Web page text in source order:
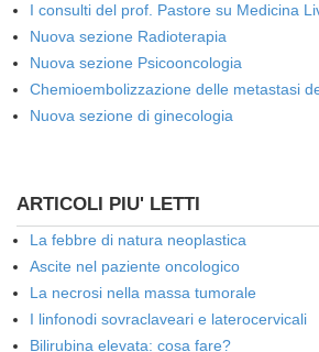
I consulti del prof. Pastore su Medicina
Nuova sezione Radioterapia
Nuova sezione Psicooncologia
Chemioembolizzazione delle metastasi
Nuova sezione di ginecologia
ARTICOLI PIU' LETTI
La febbre di natura neoplastica
Ascite nel paziente oncologico
La necrosi nella massa tumorale
I linfonodi sovraclaveari e laterocervicali
Bilirubina elevata: cosa fare?